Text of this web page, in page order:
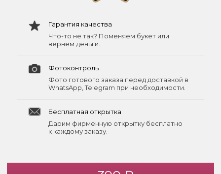
Гарантия качества
Что-то не так? Поменяем букет или
вернём деньги.
Фотоконтроль
Фото готового заказа перед доставкой в
WhatsApp, Telegram при необходимости.
Бесплатная открытка
Дарим фирменную открытку бесплатно
к каждому заказу.